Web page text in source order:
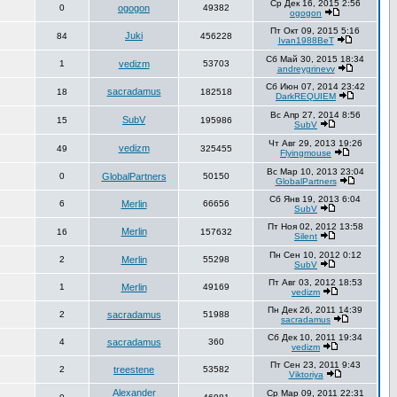
0 ogogon 49382
Ср Дек 16, 2015 2:56
ogogon
84 Juki 456228
Пт Окт 09, 2015 5:16
Ivan1988BeT
1 vedizm 53703
Сб Май 30, 2015 18:34
andreygrinevv
18 sacradamus 182518
Сб Июн 07, 2014 23:42
DarkREQUIEM
15 SubV 195986
Вс Апр 27, 2014 8:56
SubV
49 vedizm 325455
Чт Авг 29, 2013 19:26
Flyingmouse
0 GlobalPartners 50150
Вс Мар 10, 2013 23:04
GlobalPartners
6 Merlin 66656
Сб Янв 19, 2013 6:04
SubV
16 Merlin 157632
Пт Ноя 02, 2012 13:58
Silent
2 Merlin 55298
Пн Сен 10, 2012 0:12
SubV
1 Merlin 49169
Пт Авг 03, 2012 18:53
vedizm
2 sacradamus 51988
Пн Дек 26, 2011 14:39
sacradamus
4 sacradamus 360
Сб Дек 10, 2011 19:34
vedizm
2 treestene 53582
Пт Сен 23, 2011 9:43
Viktoriya
Alexander Ср Мар 09, 2011 22:31